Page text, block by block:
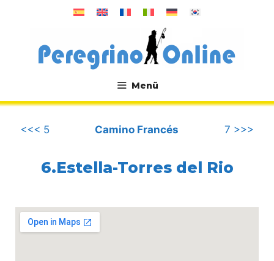
Menü
.
<<< 5
Camino Francés 7 >>>
6.Estella-Torres del Rio